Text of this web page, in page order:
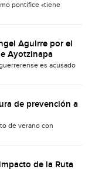
pontífice «tiene
Aguirre por el
Ayotzinapa
es acusado
de prevención a
de verano con
de la Ruta